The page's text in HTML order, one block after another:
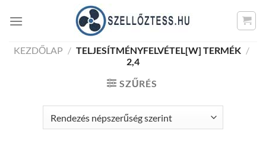
KEZDŐLAP / TELJESÍTMÉNYFELVÉTEL[W] TERMÉK /
2,4
SZŰRÉS